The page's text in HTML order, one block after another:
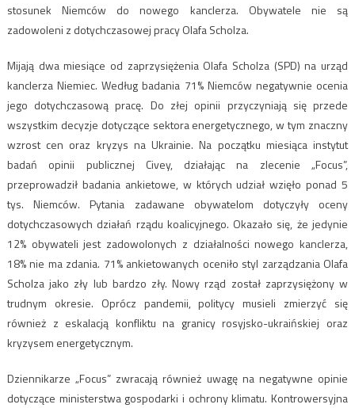
stosunek Niemców do nowego kanclerza. Obywatele nie są
zadowoleni z dotychczasowej pracy Olafa Scholza.
Mijają dwa miesiące od zaprzysiężenia Olafa Scholza (SPD) na urząd
kanclerza Niemiec. Według badania 71% Niemców negatywnie ocenia
jego dotychczasową pracę. Do złej opinii przyczyniają się przede
wszystkim decyzje dotyczące sektora energetycznego, w tym znaczny
wzrost cen oraz kryzys na Ukrainie. Na początku miesiąca instytut
badań opinii publicznej Civey, działając na zlecenie „Focus”,
przeprowadził badania ankietowe, w których udział wzięło ponad 5
tys. Niemców. Pytania zadawane obywatelom dotyczyły oceny
dotychczasowych działań rządu koalicyjnego. Okazało się, że jedynie
12% obywateli jest zadowolonych z działalności nowego kanclerza,
18% nie ma zdania. 71% ankietowanych oceniło styl zarządzania Olafa
Scholza jako zły lub bardzo zły. Nowy rząd został zaprzysiężony w
trudnym okresie. Oprócz pandemii, politycy musieli zmierzyć się
również z eskalacją konfliktu na granicy rosyjsko-ukraińskiej oraz
kryzysem energetycznym.
Dziennikarze „Focus” zwracają również uwagę na negatywne opinie
dotyczące ministerstwa gospodarki i ochrony klimatu. Kontrowersyjna